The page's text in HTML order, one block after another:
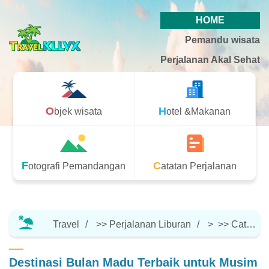
HOME
Pemandu wisata
Perjalanan Akal Sehat
Objek wisata Hotel &Makanan
Fotografi Pemandangan Catatan Perjalanan
Travel >> Perjalanan Liburan > >> Catatan Perjalanan
Destinasi Bulan Madu Terbaik untuk Musim